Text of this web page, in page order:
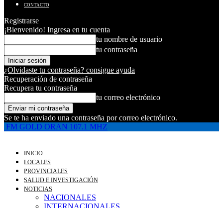
CONTACTO
Registrarse
¡Bienvenido! Ingresa en tu cuenta
tu nombre de usuario
tu contraseña
¿Olvidaste tu contraseña? consigue ayuda
Recuperación de contraseña
Recupera tu contraseña
tu correo electrónico
Se te ha enviado una contraseña por correo electrónico.
FM GOLD ORAN 107.1 MHZ
INICIO
LOCALES
PROVINCIALES
SALUD E INVESTIGACIÓN
NOTICIAS
NACIONALES
INTERNACIONALES